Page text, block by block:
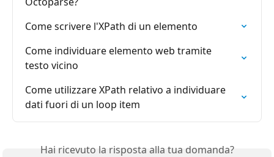
Come scrivere l'XPath di un elemento
Come individuare elemento web tramite
testo vicino
Come utilizzare XPath relativo a individuare
dati fuori di un loop item
Hai ricevuto la risposta alla tua domanda?